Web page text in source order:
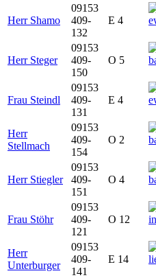
Herr Shamo
09153
409-
132
E 4
Herr Steger
09153
409-
150
O 5
Frau Steindl
09153
409-
131
E 4
Herr
Stellmach
09153
409-
154
O 2
Herr Stiegler
09153
409-
151
O 4
Frau Stöhr
09153
409-
121
O 12
Herr
Unterburger
09153
409-
141
E 14